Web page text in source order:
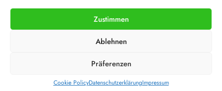
Zustimmen
Ablehnen
Präferenzen
Cookie PolicyDatenschutzerklärungImpressum